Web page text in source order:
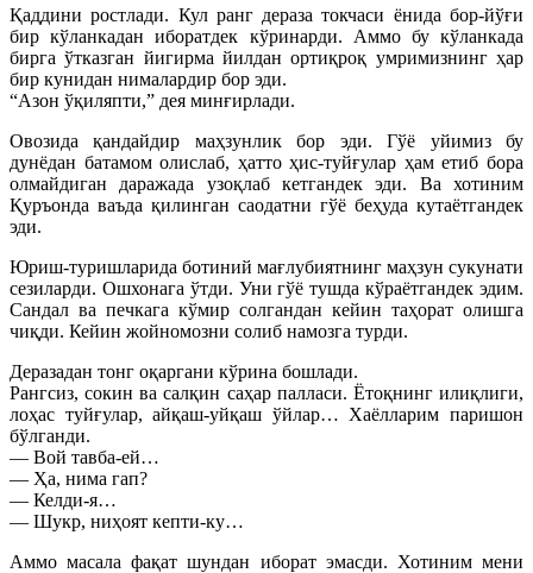
Қаддини ростлади. Кул ранг дераза токчаси ёнида бор-йўғи
бир кўланкадан иборатдек кўринарди. Аммо бу кўланкада
бирга ўтказган йигирма йилдан ортиқроқ умримизнинг ҳар
бир кунидан нималардир бор эди.
“Азон ўқиляпти,” дея минғирлади.
Овозида қандайдир маҳзунлик бор эди. Гўё уйимиз бу
дунёдан батамом олислаб, ҳатто ҳис-туйғулар ҳам етиб бора
олмайдиган даражада узоқлаб кетгандек эди. Ва хотиним
Қуръонда ваъда қилинган саодатни гўё беҳуда кутаётгандек
эди.
Юриш-туришларида ботиний мағлубиятнинг маҳзун сукунати
сезиларди. Ошхонага ўтди. Уни гўё тушда кўраётгандек эдим.
Сандал ва печкага кўмир солгандан кейин таҳорат олишга
чиқди. Кейин жойномозни солиб намозга турди.
Деразадан тонг оқаргани кўрина бошлади.
Рангсиз, сокин ва салқин саҳар палласи. Ётоқнинг илиқлиги,
лоҳас туйғулар, айқаш-уйқаш ўйлар… Хаёлларим паришон
бўлганди.
— Вой тавба-ей…
— Ҳа, нима гап?
— Келди-я…
— Шукр, ниҳоят кепти-ку…
Аммо масала фақат шундан иборат эмасди. Хотиним мени